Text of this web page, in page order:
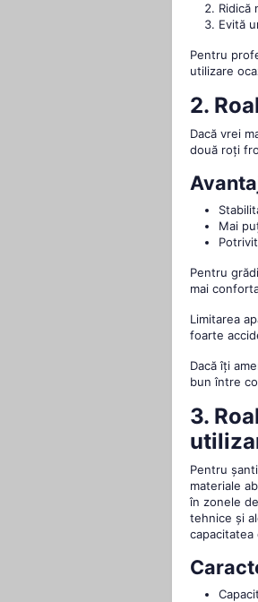
Ridică
Evită
Pentru
utilizare
2.
Dacă vrei
două roți
Mai
Pentru
mai
Limitarea
foarte
Dacă îți
bun între
3.
Pentru
materiale
în zonele
tehnice și